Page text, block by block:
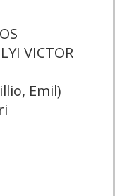
VICTOR
Emil)